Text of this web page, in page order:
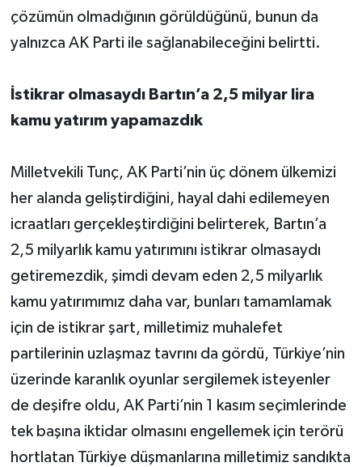
çözümün olmadığının görüldüğünü, bunun da
yalnızca AK Parti ile sağlanabileceğini belirtti.
İstikrar olmasaydı Bartın’a 2,5 milyar lira
kamu yatırım yapamazdık
Milletvekili Tunç, AK Parti’nin üç dönem ülkemizi
her alanda geliştirdiğini, hayal dahi edilemeyen
icraatları gerçekleştirdiğini belirterek, Bartın’a
2,5 milyarlık kamu yatırımını istikrar olmasaydı
getiremezdik, şimdi devam eden 2,5 milyarlık
kamu yatırımımız daha var, bunları tamamlamak
için de istikrar şart, milletimiz muhalefet
partilerinin uzlaşmaz tavrını da gördü, Türkiye’nin
üzerinde karanlık oyunlar sergilemek isteyenler
de deşifre oldu, AK Parti’nin 1 kasım seçimlerinde
tek başına iktidar olmasını engellemek için terörü
hortlatan Türkiye düşmanlarına milletimiz sandıkta